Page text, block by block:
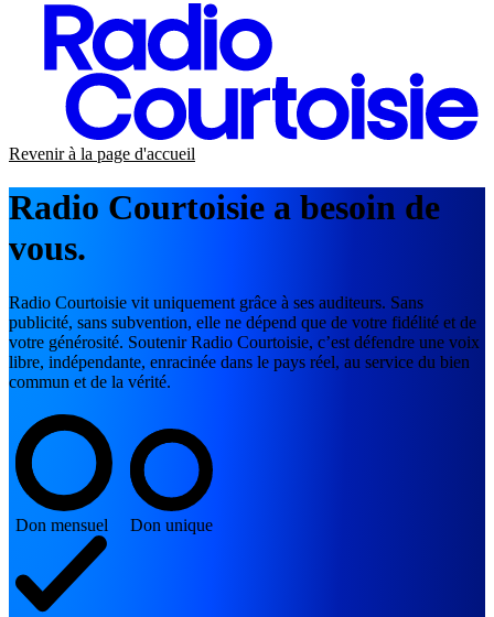
Revenir à la page d'accueil
Radio Courtoisie a besoin de
vous.
Radio Courtoisie vit uniquement grâce à ses auditeurs. Sans
publicité, sans subvention, elle ne dépend que de votre fidélité et de
votre générosité. Soutenir Radio Courtoisie, c’est défendre une voix
libre, indépendante, enracinée dans le pays réel, au service du bien
commun et de la vérité.
Don mensuel Don unique